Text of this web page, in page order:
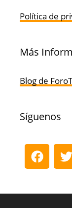
Política de
Más
Blog de
Síguenos